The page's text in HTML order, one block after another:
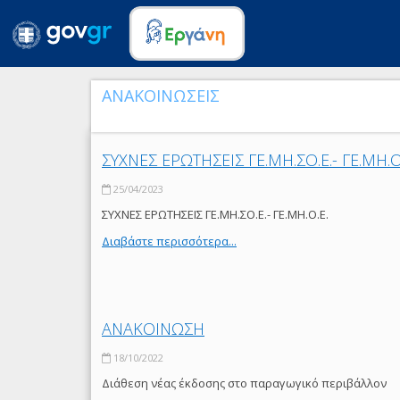
ΑΝΑΚΟΙΝΩΣΕΙΣ
ΣΥΧΝΕΣ ΕΡΩΤΗΣΕΙΣ ΓΕ.ΜΗ.ΣΟ.Ε.-
25/04/2023
ΣΥΧΝΕΣ ΕΡΩΤΗΣΕΙΣ ΓΕ.ΜΗ.ΣΟ.Ε.- ΓΕ.ΜΗ.Ο.Ε.
Διαβάστε περισσότερα...
ΑΝΑΚΟΙΝΩΣΗ
18/10/2022
Διάθεση νέας έκδοσης στο παραγωγικό περιβάλλον